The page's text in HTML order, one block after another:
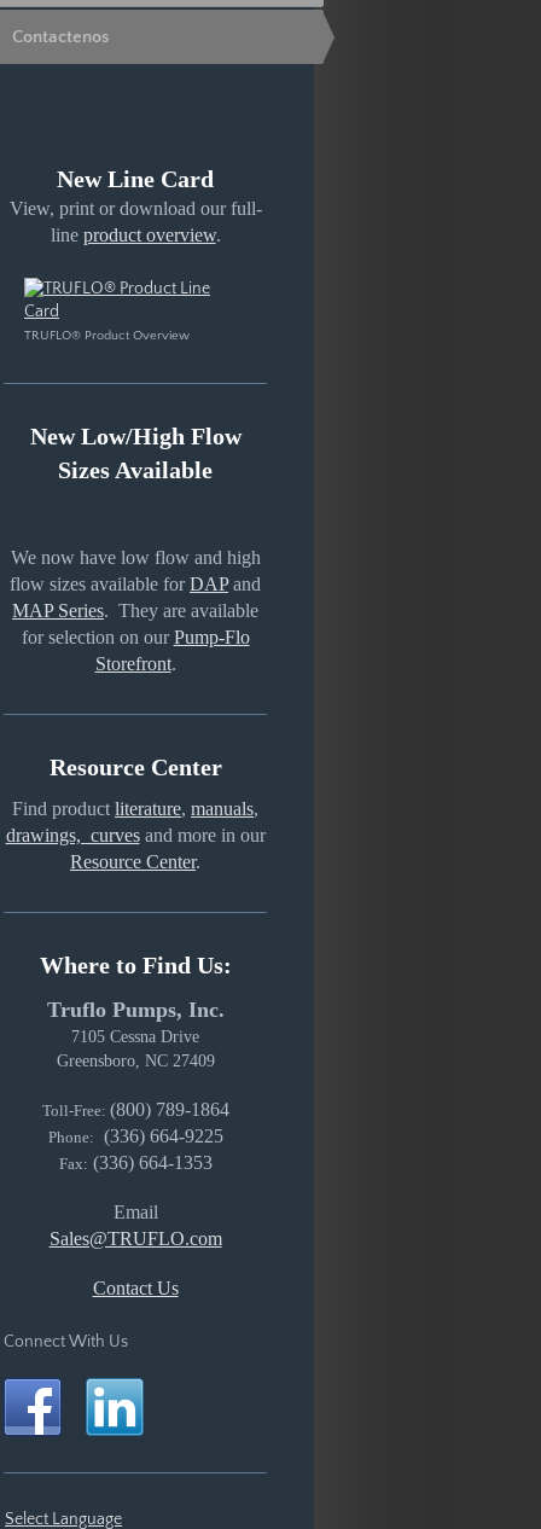
Contactenos
New Line Card
View, print or download our full-
line product overview.
TRUFLO® Product Overview
New Low/High Flow
Sizes Available
We now have low flow and high
flow sizes available forDAPand
MAP Series. They are available
for selection on ourPump-Flo
Storefront.
Resource Center
Find productliterature,manuals,
drawings, curvesand more in our
Resource Center.
Where to Find Us:
Truflo Pumps, Inc.
7105 Cessna Drive
Greensboro, NC 27409
Toll-Free: (800) 789-1864
Phone: (336) 664-9225
Fax: (336) 664-1353
Email
Sales@TRUFLO.com
Contact Us
Connect With Us
Select Language